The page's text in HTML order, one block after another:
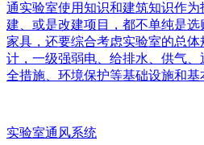
通实验室使用知识和建筑知识作
建、或是改建项目，都不单纯是
家具，还要综合考虑实验室的总
计，一级强弱电、给排水、供气
全措施、环境保护等基础设施和基
实验室通风系统